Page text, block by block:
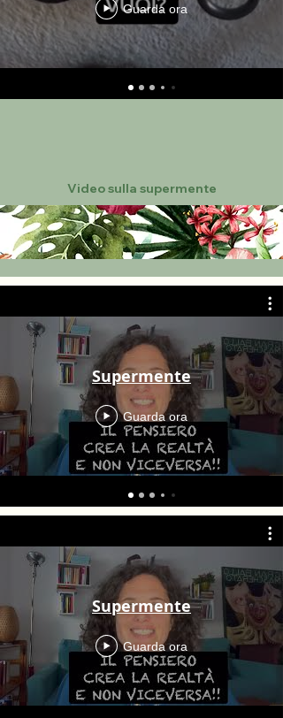
Guarda ora
Video sulla supermente
Supermente
Guarda ora
Supermente
Guarda ora